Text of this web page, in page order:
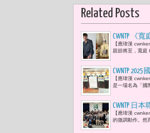
Related Posts
CWNTP 《
【應瑋漢
親節將至，寬庭
CWNTP
台灣分會
【應瑋漢
是一場名為「國
CWNTP 日
攻視光人
【應瑋漢
的微調動作。然